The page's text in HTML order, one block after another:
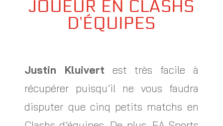
JOUEUR EN CLASHS
D’ÉQUIPES
Justin Kluivert est très facile à
récupérer puisqu’il ne vous faudra
disputer que cinq petits matchs en